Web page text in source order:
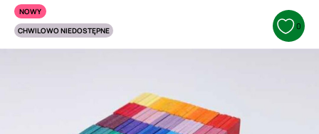
NOWY
CHWILOWO NIEDOSTĘPNE
0